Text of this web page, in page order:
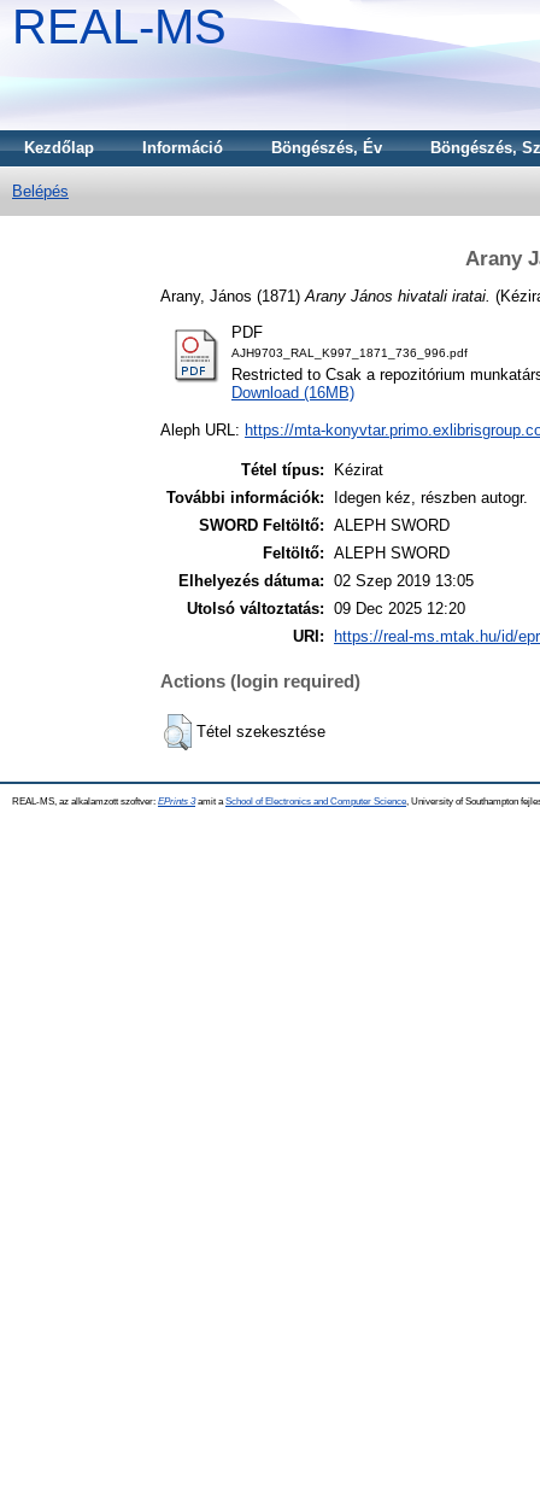
REAL-MS
Kezdőlap Információ Böngészés, Év Böngészés,
Belépés
Arany
Arany, János (1871) Arany János hivatali iratai.
PDF
AJH9703_RAL_K997_1871_736_996.pdf
Restricted to Csak a repozitórium
Download (16MB)
Aleph URL: https://mta-
Tétel típus:
Kézirat
További információk:
Idegen kéz, részben autogr.
SWORD Feltöltő: ALEPH SWORD
Feltöltő: ALEPH SWORD
Elhelyezés dátuma: 02 Szep 2019 13:05
Utolsó változtatás: 09 Dec 2025 12:20
URI:
https://real-ms.mtak.hu/id/
Actions (login required)
Tétel szekesztése
REAL-MS, az alkalamzott szoftver: EPrints 3amit a School of Electronics and Computer Science , University of Southampton